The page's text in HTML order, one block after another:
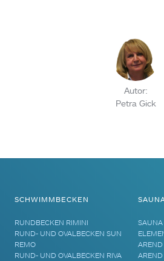
Autor:
Petra Gick
SCHWIMMBECKEN
RUNDBECKEN RIMINI
RUND- UND OVALBECKEN SUN
REMO
RUND- UND OVALBECKEN RIVA
SAUNA